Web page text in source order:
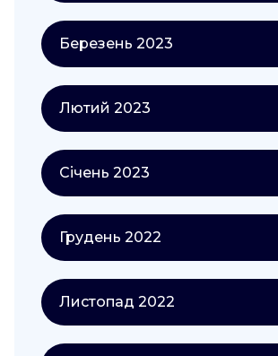
Березень 2023
Лютий 2023
Січень 2023
Грудень 2022
Листопад 2022